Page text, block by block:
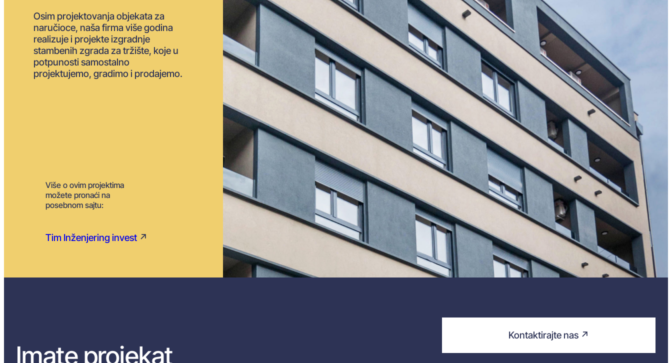
Osim projektovanja objekata za
naručioce, naša firma više godina
realizuje i projekte izgradnje
stambenih zgrada za tržište, koje u
potpunosti samostalno
projektujemo, gradimo i prodajemo.
Više o ovim projektima
možete pronaći na
posebnom sajtu:
Tim Inženjering invest ↗
Imate projekat
Kontaktirajte nas ↗